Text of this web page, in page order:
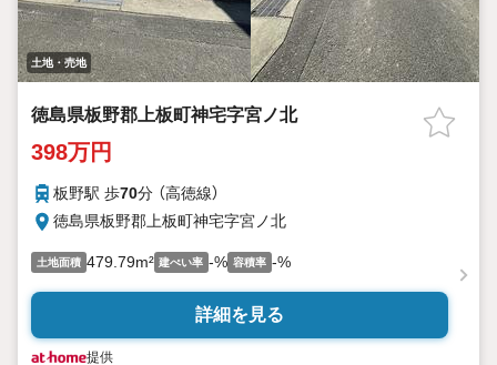
土地・売地
徳島県板野郡上板町神宅字宮ノ北
398万円
板野駅 歩70分 （高徳線）
徳島県板野郡上板町神宅字宮ノ北
土地面積 479.79m² 建ぺい率 -% 容積率 -%
詳細を見る
提供